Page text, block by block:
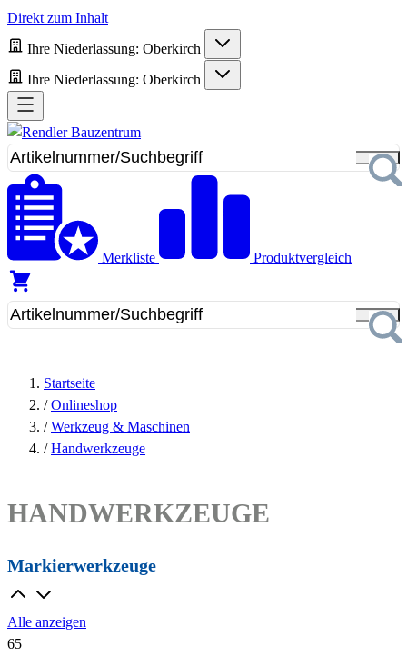
Direkt zum Inhalt
Ihre Niederlassung: Oberkirch
Ihre Niederlassung: Oberkirch
Merkliste Produktvergleich
Startseite
/ Onlineshop
/ Werkzeug & Maschinen
/ Handwerkzeuge
HANDWERKZEUGE
Markierwerkzeuge
Alle anzeigen
65